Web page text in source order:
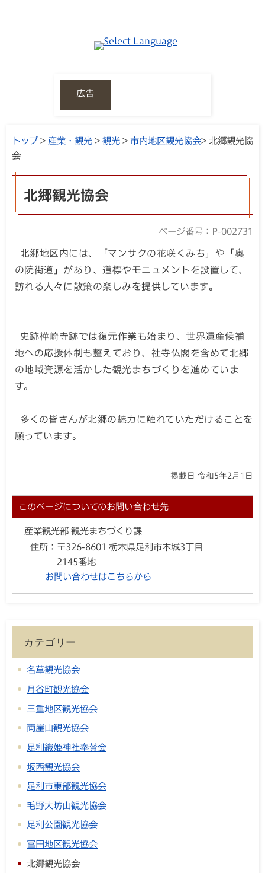
広告
トップ> 産業・観光 > 観光 > 市内地区観光協会> 北郷観光協
会
北郷観光協会
ページ番号：P-002731
北郷地区内には、「マンサクの花咲くみち」や「奥
の院街道」があり、道標やモニュメントを設置して、
訪れる人々に散策の楽しみを提供しています。
史跡樺崎寺跡では復元作業も始まり、世界遺産候補
地への応援体制も整えており、社寺仏閣を含めて北郷
の地域資源を活かした観光まちづくりを進めていま
す。
多くの皆さんが北郷の魅力に触れていただけることを
願っています。
掲載日 令和5年2月1日
このページについてのお問い合わせ先
産業観光部 観光まちづくり課
住所： 〒326-8601 栃木県足利市本城3丁目
2145番地
お問い合わせはこちらから
カテゴリー
名草観光協会
月谷町観光協会
三重地区観光協会
両崖山観光協会
足利織姫神社奉賛会
坂西観光協会
足利市東部観光協会
毛野大坊山観光協会
足利公園観光協会
富田地区観光協会
北郷観光協会